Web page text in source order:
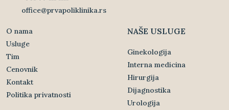
O nama
Usluge
Tim
Cenovnik
Kontakt
Politika privatnosti
NAŠE USLUGE
Ginekologija
Interna medicina
Hirurgija
Dijagnostika
Urologija
office@prvapoliklinika.rs